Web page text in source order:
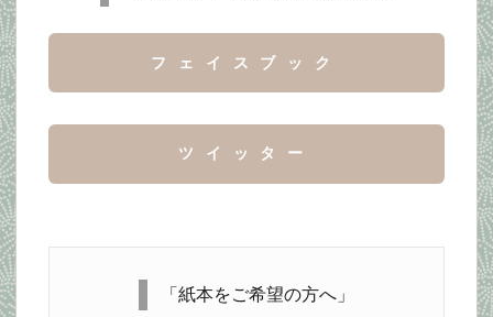
フェイスブック
ツイッター
「紙本をご希望の方へ」